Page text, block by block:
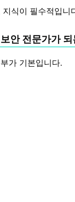
식이 필수적입니
안 전문가가
가 기본입니다.